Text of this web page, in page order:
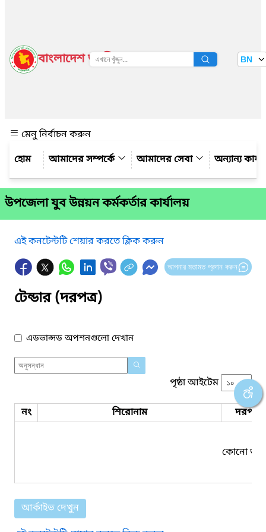
বাংলাদেশ জাতীয় তথ্য বাতায়ন BN
মেনু নির্বাচন করুন
আমাদের সম্পর্কে
আমাদের সেবা অন্যান্য
উপজেলা যুব উন্নয়ন কর্মকর্তার কার্যালয়
এই কনটেন্টটি শেয়ার করতে ক্লিক করুন
আপনার মতামত প্রদান করুন
টেন্ডার (দরপত্র)
এডভান্সড অপশনগুলো দেখান
পৃষ্ঠা আইটেম
নং শিরোনাম দরপত্র
কোনো তথ্য
আর্কাইভ দেখুন